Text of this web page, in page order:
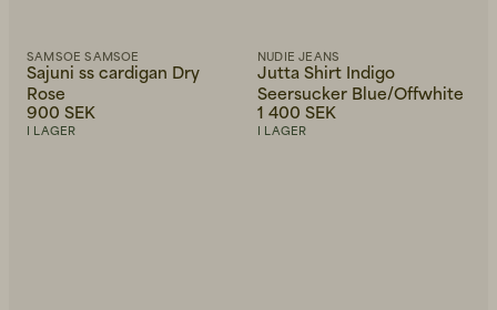
SAMSOE SAMSOE
Sajuni ss cardigan Dry
Rose
900 SEK
I LAGER
NUDIE JEANS
Jutta Shirt Indigo
Seersucker Blue/Offwhite
1 400 SEK
I LAGER